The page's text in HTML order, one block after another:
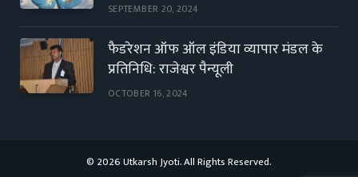
SEPTEMBER 20, 2024
फैडरेशन ऑफ ऑल इंडिया व्यापार मंडल के
प्रतिनिधि: राजेश्वर पैन्यूली
OCTOBER 16, 2024
© 2026 Utkarsh Jyoti. All Rights Reserved.